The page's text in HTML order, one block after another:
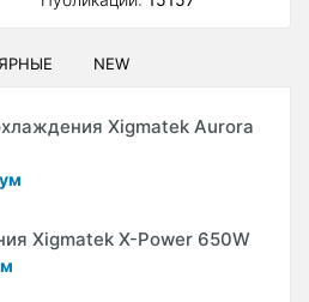
NEW
Xigmatek Aurora
Xigmatek X-Power 650W